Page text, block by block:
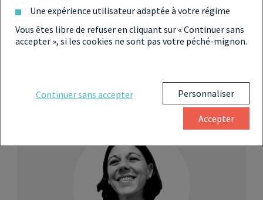
Une expérience utilisateur adaptée à votre régime
Vous êtes libre de refuser en cliquant sur « Continuer sans
accepter », si les cookies ne sont pas votre péché-mignon.
Continuer sans accepter Personnaliser
Accepter